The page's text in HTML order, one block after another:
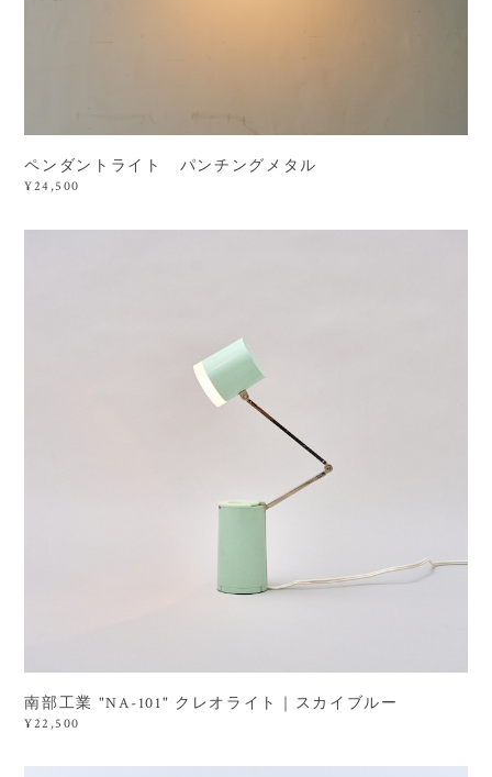
ペンダントライト パンチングメタル
¥24,500
南部工業 "NA-101" クレオライト｜スカイブルー
¥22,500